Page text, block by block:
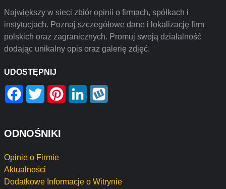
Największy w sieci zbiór opinii o firmach, spółkach i
instytucjach. Poznaj szczegółowe dane i lokalizację firm
polskich oraz zagranicznych. Promuj swoją działalność
dodając unikalny opis oraz galerię zdjęć.
UDOSTĘPNIJ
Facebook
Twitter PinterestLinkedIn
ODNOŚNIKI
Opinie o Firmie
Aktualności
Dodatkowe Informacje o Witrynie